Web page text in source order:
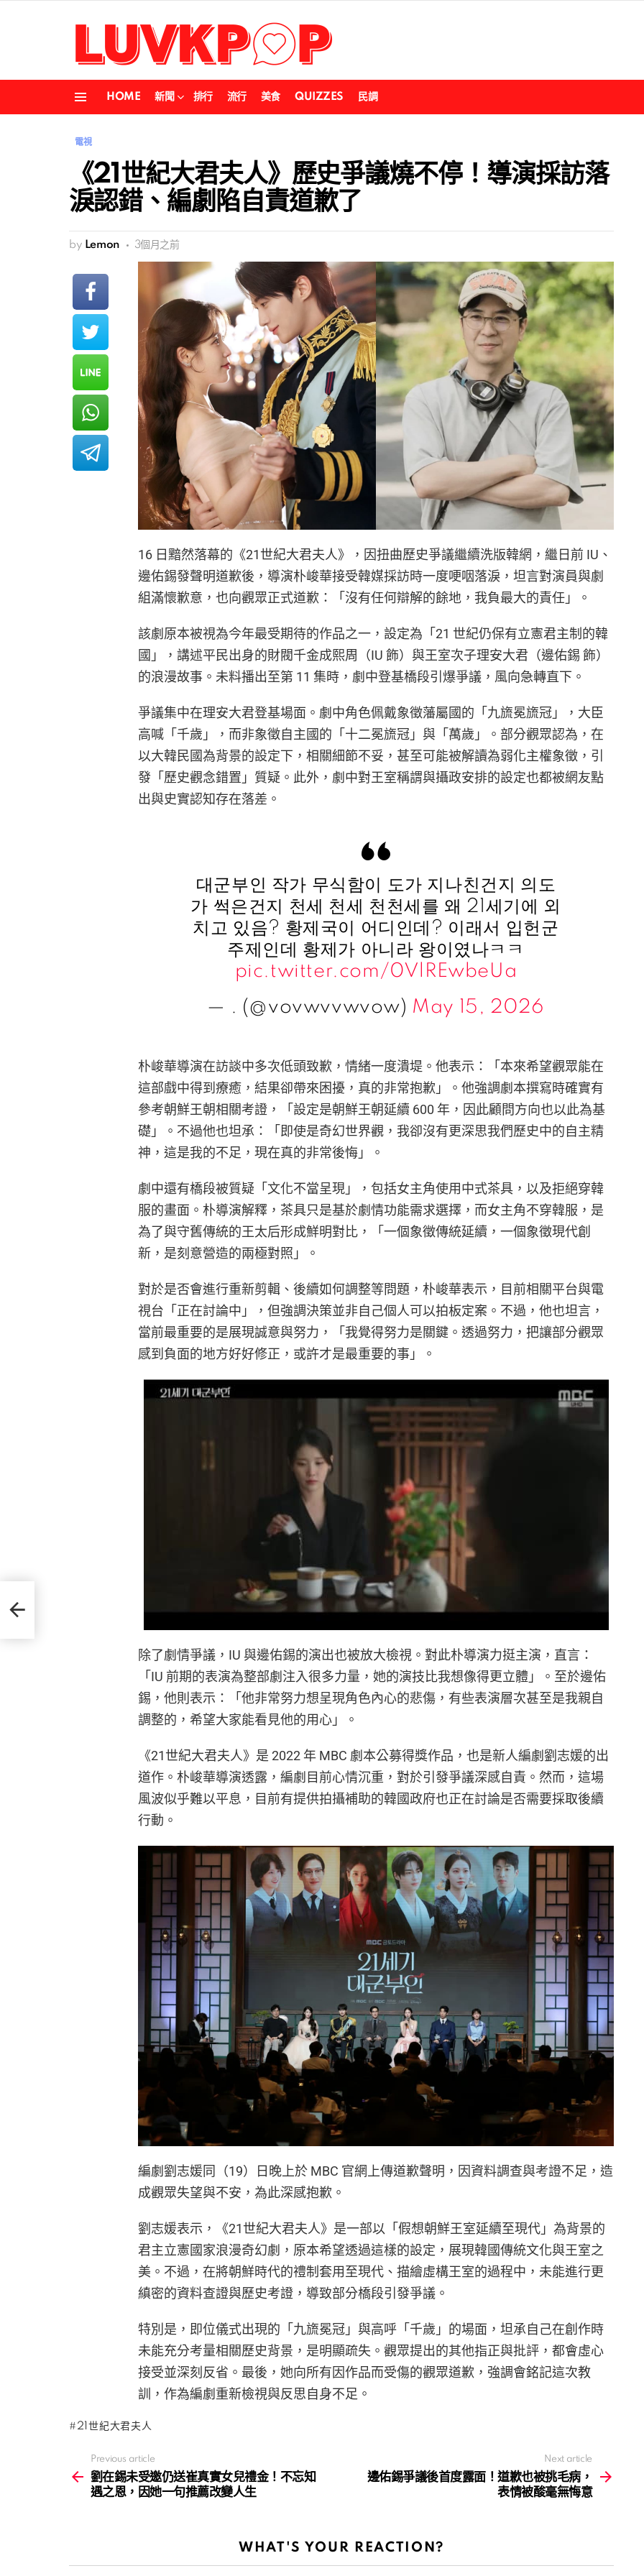
HOME 新聞 排行 流行 美食 QUIZZES 民調
電視
《21世紀大君夫人》歷史爭議燒不停！導演採訪落
淚認錯、編劇陷自責道歉了
by Lemon 3個月之前
16 日黯然落幕的《21世紀大君夫人》，因扭曲歷史爭議繼續洗版韓網，繼日前 IU、
邊佑錫發聲明道歉後，導演朴峻華接受韓媒採訪時一度哽咽落淚，坦言對演員與劇
組滿懷歉意，也向觀眾正式道歉：「沒有任何辯解的餘地，我負最大的責任」。
該劇原本被視為今年最受期待的作品之一，設定為「21 世紀仍保有立憲君主制的韓
國」，講述平民出身的財閥千金成熙周（IU 飾）與王室次子理安大君（邊佑錫 飾）
的浪漫故事。未料播出至第 11 集時，劇中登基橋段引爆爭議，風向急轉直下。
爭議集中在理安大君登基場面。劇中角色佩戴象徵藩屬國的「九旒冕旒冠」，大臣
高喊「千歲」，而非象徵自主國的「十二冕旒冠」與「萬歲」。部分觀眾認為，在
以大韓民國為背景的設定下，相關細節不妥，甚至可能被解讀為弱化主權象徵，引
發「歷史觀念錯置」質疑。此外，劇中對王室稱謂與攝政安排的設定也都被網友點
出與史實認知存在落差。
대군부인 작가 무식함이 도가 지나친건지 의도
가 썩은건지 천세 천세 천천세를 왜 21세기에 외
치고 있음? 황제국이 어디인데? 이래서 입헌군
주제인데 황제가 아니라 왕이였나ㅋㅋ
pic.twitter.com/0VlREwbeUa
— . (@vovwvvwvow) May 15, 2026
朴峻華導演在訪談中多次低頭致歉，情緒一度潰堤。他表示：「本來希望觀眾能在
這部戲中得到療癒，結果卻帶來困擾，真的非常抱歉」。他強調劇本撰寫時確實有
參考朝鮮王朝相關考證，「設定是朝鮮王朝延續 600 年，因此顧問方向也以此為基
礎」。不過他也坦承：「即使是奇幻世界觀，我卻沒有更深思我們歷史中的自主精
神，這是我的不足，現在真的非常後悔」。
劇中還有橋段被質疑「文化不當呈現」，包括女主角使用中式茶具，以及拒絕穿韓
服的畫面。朴導演解釋，茶具只是基於劇情功能需求選擇，而女主角不穿韓服，是
為了與守舊傳統的王太后形成鮮明對比，「一個象徵傳統延續，一個象徵現代創
新，是刻意營造的兩極對照」。
對於是否會進行重新剪輯、後續如何調整等問題，朴峻華表示，目前相關平台與電
視台「正在討論中」，但強調決策並非自己個人可以拍板定案。不過，他也坦言，
當前最重要的是展現誠意與努力，「我覺得努力是關鍵。透過努力，把讓部分觀眾
感到負面的地方好好修正，或許才是最重要的事」。
除了劇情爭議，IU 與邊佑錫的演出也被放大檢視。對此朴導演力挺主演，直言：
「IU 前期的表演為整部劇注入很多力量，她的演技比我想像得更立體」。至於邊佑
錫，他則表示：「他非常努力想呈現角色內心的悲傷，有些表演層次甚至是我親自
調整的，希望大家能看見他的用心」。
《21世紀大君夫人》是 2022 年 MBC 劇本公募得獎作品，也是新人編劇劉志媛的出
道作。朴峻華導演透露，編劇目前心情沉重，對於引發爭議深感自責。然而，這場
風波似乎難以平息，目前有提供拍攝補助的韓國政府也正在討論是否需要採取後續
行動。
編劇劉志媛同（19）日晚上於 MBC 官網上傳道歉聲明，因資料調查與考證不足，造
成觀眾失望與不安，為此深感抱歉。
劉志媛表示，《21世紀大君夫人》是一部以「假想朝鮮王室延續至現代」為背景的
君主立憲國家浪漫奇幻劇，原本希望透過這樣的設定，展現韓國傳統文化與王室之
美。不過，在將朝鮮時代的禮制套用至現代、描繪虛構王室的過程中，未能進行更
縝密的資料查證與歷史考證，導致部分橋段引發爭議。
特別是，即位儀式出現的「九旒冕冠」與高呼「千歲」的場面，坦承自己在創作時
未能充分考量相關歷史背景，是明顯疏失。觀眾提出的其他指正與批評，都會虛心
接受並深刻反省。最後，她向所有因作品而受傷的觀眾道歉，強調會銘記這次教
訓，作為編劇重新檢視與反思自身不足。
21世紀大君夫人
more
Previous article
劉在錫未受邀仍送崔真實女兒禮金！不忘知
遇之恩，因她一句推薦改變人生
Next article
邊佑錫爭議後首度露面！道歉也被挑毛病，
表情被酸毫無悔意
WHAT'S YOUR REACTION?